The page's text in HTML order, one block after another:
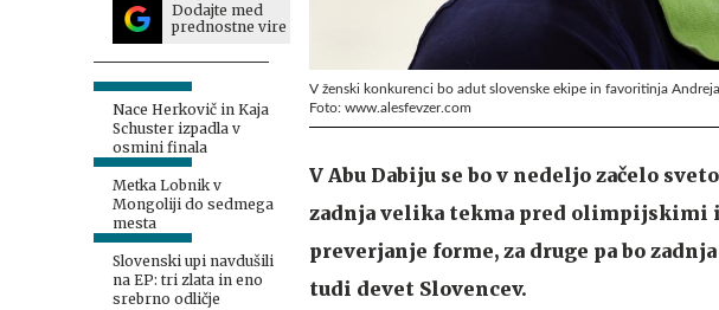
Dodajte med
prednostne vire
Nace Herkovič in Kaja
Schuster izpadla v
osmini finala
Metka Lobnik v
Mongoliji do sedmega
mesta
Slovenski upi navdušili
na EP: tri zlata in eno
srebrno odličje
V ženski konkurenci bo adut slovenske ekipe in favoritinja Andreja
Foto: www.alesfevzer.com
V Abu Dabiju se bo v nedeljo začelo
zadnja velika tekma pred olimpijskimi
preverjanje forme, za druge pa bo
tudi devet Slovencev.